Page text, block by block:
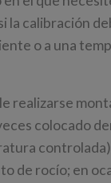
la calibración
o a una
realizarse
colocado
de rocío; en